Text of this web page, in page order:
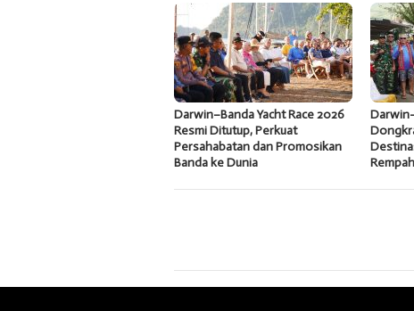
Darwin–Banda Yacht Race 2026
Resmi Ditutup, Perkuat
Persahabatan dan Promosikan
Banda ke Dunia